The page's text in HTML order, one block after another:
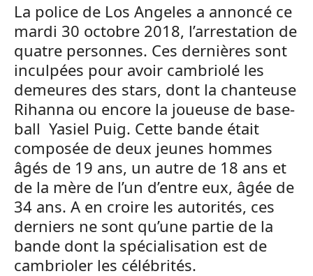
La police de Los Angeles a annoncé ce
mardi 30 octobre 2018, l’arrestation de
quatre personnes. Ces dernières sont
inculpées pour avoir cambriolé les
demeures des stars, dont la chanteuse
Rihanna ou encore la joueuse de base-
ball Yasiel Puig. Cette bande était
composée de deux jeunes hommes
âgés de 19 ans, un autre de 18 ans et
de la mère de l’un d’entre eux, âgée de
34 ans. A en croire les autorités, ces
derniers ne sont qu’une partie de la
bande dont la spécialisation est de
cambrioler les célébrités.